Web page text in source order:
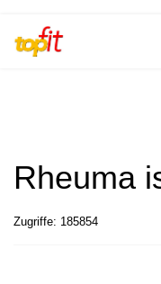
Rheuma
Zugriffe: 185854